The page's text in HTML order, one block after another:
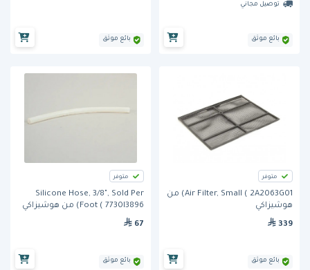
توصيل مجاني
بائع موثق بائع موثق
متوفر
Air Filter, Small ( 2A2063G01) من
هوشيزاكي
339
بائع موثق
متوفر
Silicone Hose, 3/8", Sold Per
Foot ( 7730I3896) من هوشيزاكي
67
بائع موثق